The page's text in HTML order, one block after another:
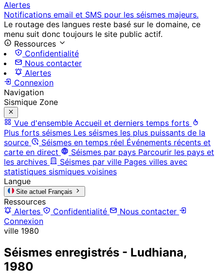
Alertes
Notifications email et SMS pour les séismes majeurs.
Le routage des langues reste basé sur le domaine, ce
menu suit donc toujours le site public actif.
Ressources
Confidentialité
Nous contacter
Alertes
Connexion
Navigation
Sismique Zone
Vue d'ensemble Accueil et derniers temps forts
Plus forts séismes Les séismes les plus puissants de la
source
Séismes en temps réel Événements récents et
carte en direct
Séismes par pays Parcourir les pays et
les archives
Séismes par ville Pages villes avec
statistiques sismiques voisines
Langue
Site actuel Français
Ressources
Alertes
Confidentialité
Nous contacter
Connexion
ville 1980
Séismes enregistrés - Ludhiana,
1980